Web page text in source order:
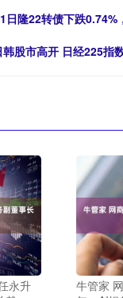
日隆22转债下跌0.74%
股市高开 日经225指
永升
牛管家